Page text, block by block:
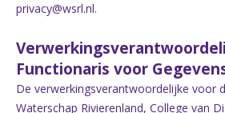
privacy@wsrl.nl.
Functionaris voor
De verwerkingsverantwoordelijke voor
Waterschap Rivierenland, College van